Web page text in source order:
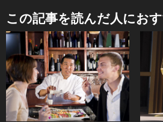
この記事を読んだ人にお